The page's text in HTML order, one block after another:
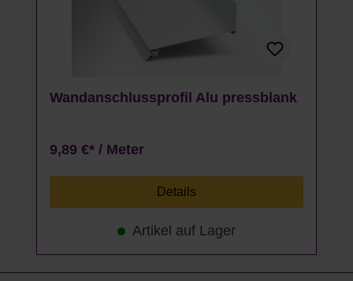
Wandanschlussprofil Alu pressblank
9,89 €* / Meter
Details
Artikel auf Lager